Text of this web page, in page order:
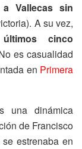
Vallecas sin
A su vez,
cinco
es casualidad
en Primera
una dinámica
de Francisco
estrenaba en